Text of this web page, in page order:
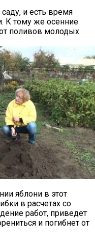
и есть время
К тому же осенние
поливов молодых
яблони в этот
в расчетах со
работ, приведет
и погибнет от